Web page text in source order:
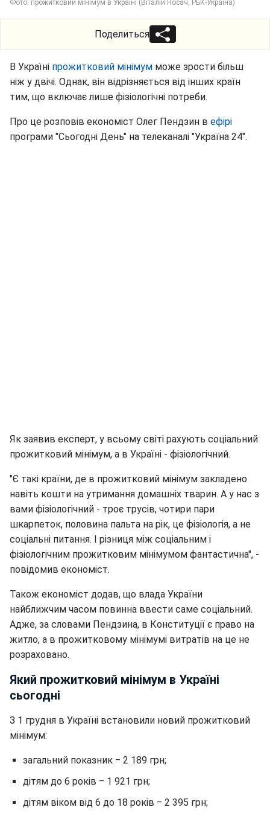
Фото: прожитковий мінімум в Україні (Віталій Носач, РБК-Україна)
Поделиться
В Україні прожитковий мінімум може зрости більш
ніж у двічі. Однак, він відрізняється від інших країн
тим, що включає лише фізіологічні потреби.
Про це розповів економіст Олег Пендзин в ефірі
програми "Сьогодні День" на телеканалі "Україна 24".
Як заявив експерт, у всьому світі рахують соціальний
прожитковий мінімум, а в Україні - фізіологічний.
"Є такі країни, де в прожитковий мінімум закладено
навіть кошти на утримання домашніх тварин. А у нас з
вами фізіологічний - троє трусів, чотири пари
шкарпеток, половина пальта на рік, це фізіологія, а не
соціальні питання. І різниця між соціальним і
фізіологічним прожитковим мінімумом фантастична", -
повідомив економіст.
Також економіст додав, що влада України
найближчим часом повинна ввести саме соціальний.
Адже, за словами Пендзина, в Конституції є право на
житло, а в прожитковому мінімумі витратів на це не
розраховано.
Який прожитковий мінімум в Україні
сьогодні
З 1 грудня в Україні встановили новий прожитковий
мінімум:
загальний показник ‒ 2 189 грн;
дітям до 6 років ‒ 1 921 грн;
дітям віком від 6 до 18 років ‒ 2 395 грн;